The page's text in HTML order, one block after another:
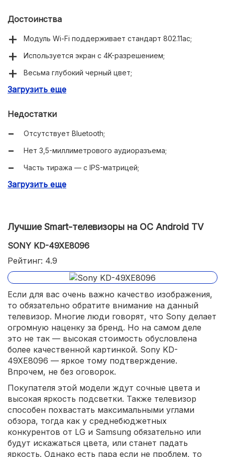
Достоинства
Модуль Wi-Fi поддерживает стандарт 802.11ac;
Используется экран с 4K-разрешением;
Весьма глубокий черный цвет;
Реализована поддержка спутникового ТВ;
Загрузить еще
Недостатки
Отсутствует Bluetooth;
Нет 3,5-миллиметрового аудиоразъема;
Часть тиража — с IPS-матрицей;
Много экземпляров с засветкой;
Загрузить еще
Лучшие Smart-телевизоры на ОС Android TV
SONY KD-49XE8096
Рейтинг: 4.9
Если для вас очень важно качество изображения,
то обязательно обратите внимание на данный
телевизор. Многие люди говорят, что Sony делает
огромную наценку за бренд. Но на самом деле
это не так — высокая стоимость обусловлена
более качественной картинкой. Sony KD-
49XE8096 — яркое тому подтверждение.
Впрочем, не без оговорок.
Покупателя этой модели ждут сочные цвета и
высокая яркость подсветки. Также телевизор
способен похвастать максимальными углами
обзора, тогда как у среднебюджетных
конкурентов от LG и Samsung обязательно или
будут искажаться цвета, или станет падать
яркость. Однако есть пара если не проблем, то